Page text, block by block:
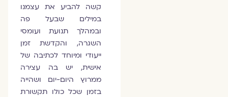
קשה להביע את עצמנו
במילים שבעל פה
ובמהלך תנועת ועומסי
השגרה, והקדשת זמן
ייעודי ומיוחד לכתיבה של
אישית, יש בה עצירה
ממרוץ היום-יום ושהייה
בזמן שכל כולו תקשורת